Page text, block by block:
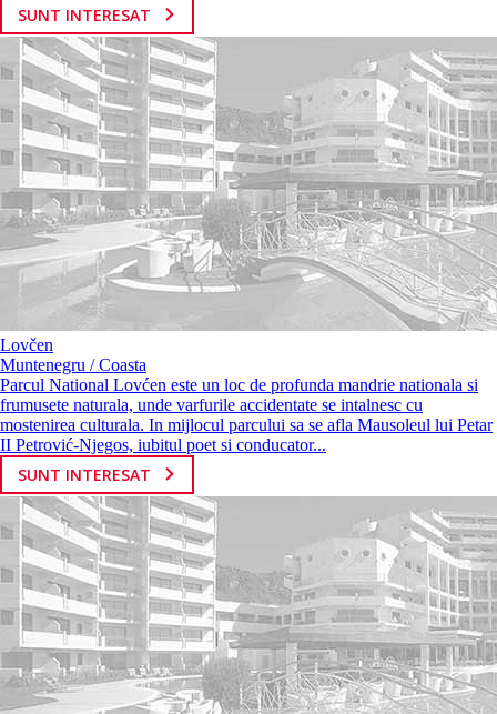
SUNT INTERESAT
Lovčen
Muntenegru / Coasta
Parcul National Lovćen este un loc de profunda mandrie nationala si
frumusete naturala, unde varfurile accidentate se intalnesc cu
mostenirea culturala. In mijlocul parcului sa se afla Mausoleul lui Petar
II Petrović-Njegos, iubitul poet si conducator...
SUNT INTERESAT